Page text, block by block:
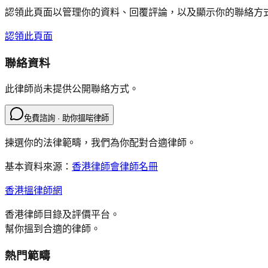
認領此頁面以管理你的資料、回覆評論，以及顯示你的聯絡方
認領此頁面
聯絡資料
此律師尚未提供公開聯絡方式。
免費諮詢 · 助你搵啱律師
揀選你的法律範疇，我們為你配對合適律師。
基本資料來源： 香港律師會律師名冊
香港搵律師網
香港律師目錄及評價平台。
幫你搵到合適的律師。
熱門範疇